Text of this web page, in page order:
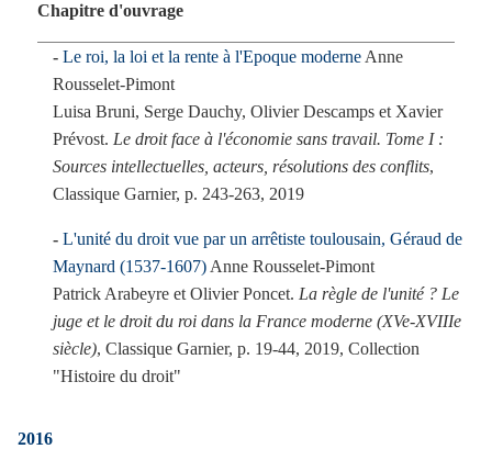
Chapitre d'ouvrage
Le roi, la loi et la rente à l'Epoque moderne Anne
Rousselet-Pimont
Luisa Bruni, Serge Dauchy, Olivier Descamps et Xavier
Prévost. Le droit face à l'économie sans travail. Tome I :
Sources intellectuelles, acteurs, résolutions des conflits,
Classique Garnier, p. 243-263, 2019
L'unité du droit vue par un arrêtiste toulousain, Géraud de
Maynard (1537-1607) Anne Rousselet-Pimont
Patrick Arabeyre et Olivier Poncet. La règle de l'unité ? Le
juge et le droit du roi dans la France moderne (XVe-XVIIIe
siècle), Classique Garnier, p. 19-44, 2019, Collection
"Histoire du droit"
2016